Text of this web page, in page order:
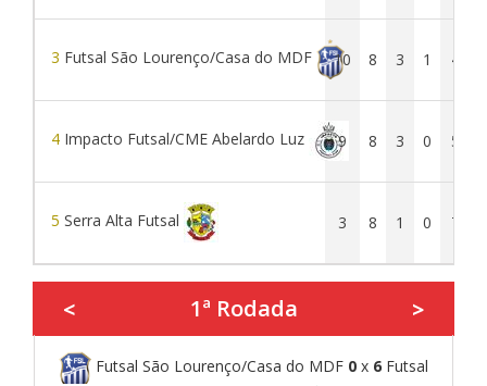
3 Futsal São Lourenço/Casa do MDF 10 8 3 1 4
4 Impacto Futsal/CME Abelardo Luz 9 8 3 0 5
5 Serra Alta Futsal 3 8 1 0 7
< 1ª Rodada >
Futsal São Lourenço/Casa do MDF 0 x 6 Futsal